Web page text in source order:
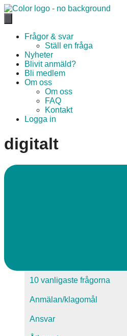
Hoppa
till
innehåll
Frågor & svar
Ställ en fråga
Nyheter
Blivit anmäld?
Bli medlem
Om oss
Om oss
FAQ
Kontakt
Logga in
digitalt
10 vanligaste frågorna
Anmälan/klagomål
Ansvar